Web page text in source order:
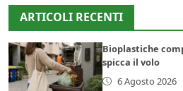
ARTICOLI RECENTI
Bioplastiche
spicca il volo
6 Agosto 2026